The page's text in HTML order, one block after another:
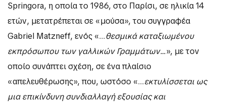
Springora, η οποία το 1986, στο Παρίσι, σε ηλικία 14
ετών, μετατρέπεται σε «μούσα», του συγγραφέα
Gabriel Matzneff, ενός «…θεσμικά καταξιωμένου
εκπρόσωπου των γαλλικών Γραμμάτων…», με τον
οποίο συνάπτει σχέση, σε ένα πλαίσιο
«απελευθέρωσης», που, ωστόσο «…εκτυλίσσεται ως
μια επικίνδυνη συνδιαλλαγή εξουσίας και